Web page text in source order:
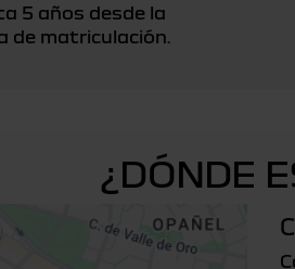
5 años desde la
de matriculación.
¿DÓNDE